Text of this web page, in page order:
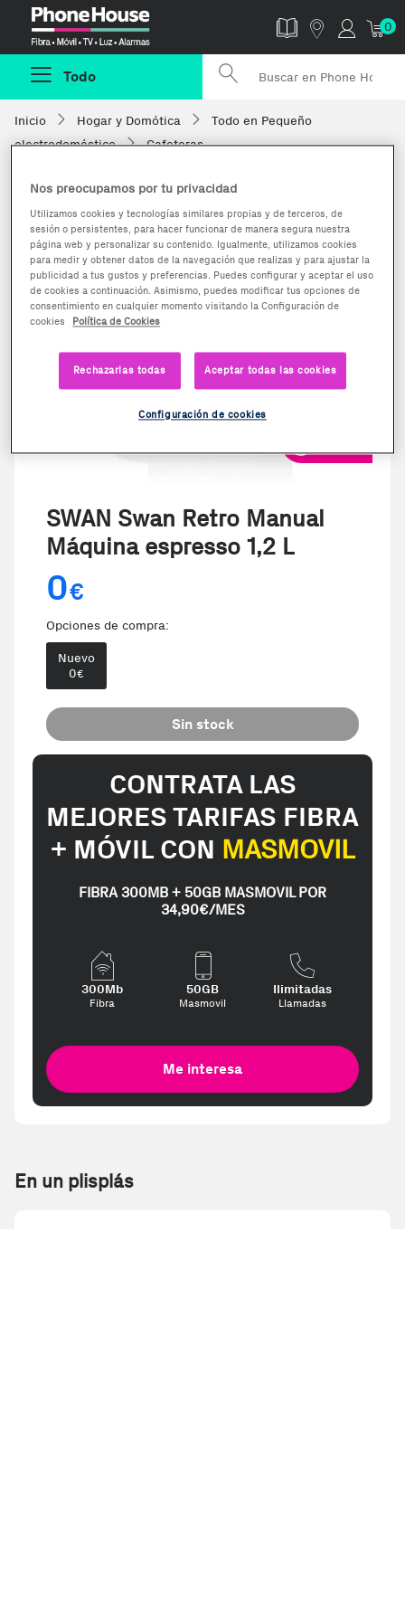
0
Todo
Inicio Hogar y Domótica
Todo en Pequeño
electrodoméstico
Cafeteras
SWAN Swan Retro Manual
Máquina espresso 1,2 L
0€
Opciones de compra:
Nuevo
0€
Sin stock
CONTRATA LAS
MEJORES TARIFAS FIBRA
+ MÓVIL CON MASMOVIL
FIBRA 300MB + 50GB MASMOVIL POR
34,90€/MES
300Mb
Fibra
50GB
Masmovil
Ilimitadas
Llamadas
Me interesa
En un plisplás
Nos preocupamos por tu privacidad
Utilizamos cookies y tecnologías similares propias y de terceros, de
sesión o persistentes, para hacer funcionar de manera segura nuestra
página web y personalizar su contenido. Igualmente, utilizamos cookies
para medir y obtener datos de la navegación que realizas y para ajustar la
publicidad a tus gustos y preferencias. Puedes configurar y aceptar el uso
de cookies a continuación. Asimismo, puedes modificar tus opciones de
consentimiento en cualquier momento visitando la Configuración de
cookies
Política de Cookies
Rechazarlas todas Aceptar todas las cookies
Configuración de cookies